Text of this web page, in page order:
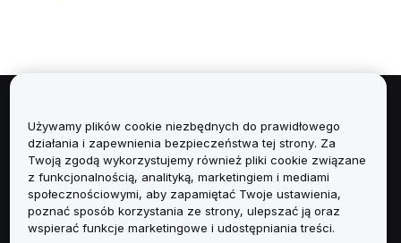
Informacje
Usługi
Obsługa Klienta
Używamy plików cookie niezbędnych do prawidłowego
działania i zapewnienia bezpieczeństwa tej strony. Za
Twoją zgodą wykorzystujemy również pliki cookie związane
z funkcjonalnością, analityką, marketingiem i mediami
społecznościowymi, aby zapamiętać Twoje ustawienia,
poznać sposób korzystania ze strony, ulepszać ją oraz
wspierać funkcje marketingowe i udostępniania treści.